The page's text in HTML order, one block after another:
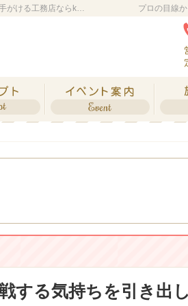
プロの目線
群馬県高崎市の新築・注文住宅・新築戸建てを手がける工務店ならkadode living
する気持ちを引き出し